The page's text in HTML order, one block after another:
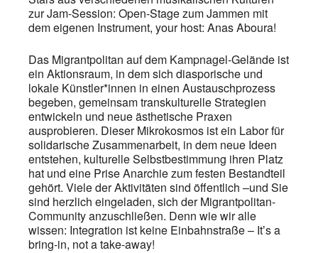
zur Jam-Session: Open-Stage zum Jammen mit
dem eigenen Instrument, your host: Anas Aboura!
Das Migrantpolitan auf dem Kampnagel-Gelände ist
ein Aktionsraum, in dem sich diasporische und
lokale Künstler*innen in einen Austauschprozess
begeben, gemeinsam transkulturelle Strategien
entwickeln und neue ästhetische Praxen
ausprobieren. Dieser Mikrokosmos ist ein Labor für
solidarische Zusammenarbeit, in dem neue Ideen
entstehen, kulturelle Selbstbestimmung ihren Platz
hat und eine Prise Anarchie zum festen Bestandteil
gehört. Viele der Aktivitäten sind öffentlich –und Sie
sind herzlich eingeladen, sich der Migrantpolitan-
Community anzuschließen. Denn wie wir alle
wissen: Integration ist keine Einbahnstraße – Itʼs a
bring-in, not a take-away!